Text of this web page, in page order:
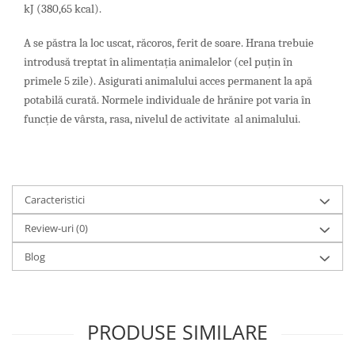
kJ (380,65 kcal).
A se păstra la loc uscat, răcoros, ferit de soare. Hrana trebuie
introdusă treptat în alimentația animalelor (cel puțin în
primele 5 zile). Asigurati animalului acces permanent la apă
potabilă curată. Normele individuale de hrănire pot varia în
funcție de vârsta, rasa, nivelul de activitate al animalului.
Caracteristici
Review-uri(0)
Blog
PRODUSE SIMILARE